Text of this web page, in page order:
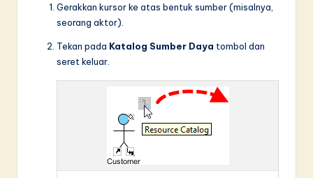
Gerakkan kursor ke atas bentuk sumber (misalnya,
seorang aktor).
Tekan pada Katalog Sumber Daya tombol dan
seret keluar.